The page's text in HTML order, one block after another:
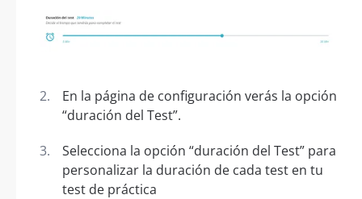
En la página de configuración verás la opción
“duración del Test”.
Selecciona la opción “duración del Test” para
personalizar la duración de cada test en tu
test de práctica